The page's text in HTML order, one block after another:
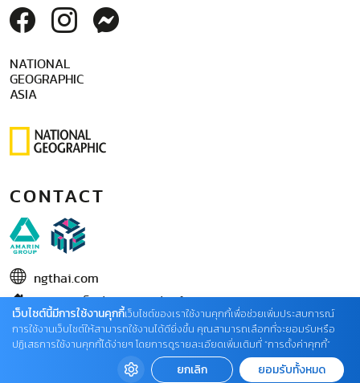
NATIONAL
GEOGRAPHIC
ASIA
CONTACT
ngthai.com
ในเครือ บริษัท อมรินทร์ คอร์เปอเรชั่นส์ จำกัด (มหาชน)
02 422 9999 ต่อ 4220
ติดต่อแจ้งปัญหาหรือร้องเรียน
เว็บไซต์นี้มีการใช้งานคุกกี้เว็บไซต์ของเราใช้งานคุกกี้เพื่อช่วยเพิ่มประสบการณ์
การใช้งานเว็บไซต์ให้สามารถใช้งานได้ดียิ่งขึ้น คุณสามารถเลือกที่จะยอมรับหรือ
ปฏิเสธการใช้งานคุกกี้ได้ง่ายๆ โดยการดูรายละเอียดเพิ่มเติมที่ “การตั้งค่าคุกกี้”
ยกเลิก ยอมรับทั้งหมด